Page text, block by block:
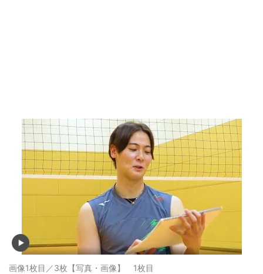
画像1枚目／3枚 【写真・画像】 1枚目